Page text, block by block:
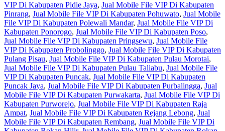
VIP Di Kabupaten Pidie Jaya, Jual Mobile File VIP Di Kabupaten
Pinrang, Jual Mobile File VIP Di Kabupaten Pohuwato, Jual Mobile
File VIP Di Kabupaten Polewali Mandar, Jual Mobile File VIP Di
Kabupaten Ponorogo, Jual Mobile File VIP Di Kabupaten Poso,
Jual Mobile File VIP Di Kabupaten Pringsewu, Jual Mobile File
VIP Di Kabupaten Probolinggo, Jual Mobile File VIP Di Kabupaten
Pulang Pisau, Jual Mobile File VIP Di Kabupaten Pulau Morotai,
Jual Mobile File VIP Di Kabupaten Pulau Taliabu, Jual Mobile File
VIP Di Kabupaten Puncak, Jual Mobile File VIP Di Kabupaten
Puncak Jaya, Jual Mobile File VIP Di Kabupaten Purbalingga, Jual
Mobile File VIP Di Kabupaten Purwakarta, Jual Mobile File VIP Di
Kabupaten Purworejo, Jual Mobile File VIP Di Kabupaten Raja
Ampat, Jual Mobile File VIP Di Kabupaten Rejang Lebong, Jual
Mobile File VIP Di Kabupaten Rembang, Jual Mobile File VIP Di